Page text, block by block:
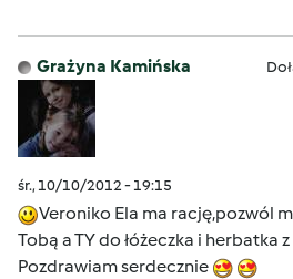
Grażyna Kamińska
śr., 10/10/2012 - 19:15
Veroniko Ela ma rację,pozwól
Tobą a TY do łóżeczka i herbatka
Pozdrawiam serdecznie